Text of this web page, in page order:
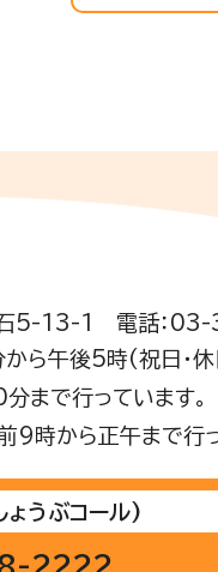
5-13-1 電話：
ら午後5時(祝日・
まで行っています。
時から正午まで行っ
ょうぶコール)
2222